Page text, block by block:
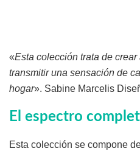
«Esta colección trata de
transmitir una sensación de
hogar». Sabine Marcelis
El espectro
Esta colección se compone